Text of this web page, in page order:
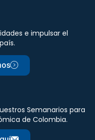
e impulsar el
Semanarios para
de Colombia.